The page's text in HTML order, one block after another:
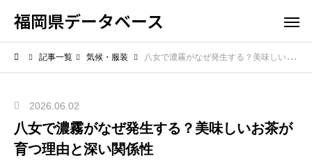
福岡県データベース
記事一覧 気候・服装 八女で濃霧がなぜ発生する？美味しいお茶が育つ理由と深い関係性
2026.06.02
八女で濃霧がなぜ発生する？美味しいお茶が
育つ理由と深い関係性